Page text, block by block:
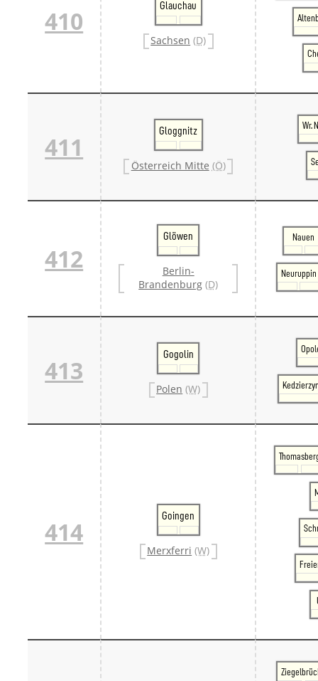
410
Glauchau
Sachsen (D)
411
Gloggnitz
Österreich Mitte (Ö)
Wr.
412
Glöwen
Berlin-
Brandenburg (D)
Nauen
Neuruppin
413
Gogolin
Polen (W)
414
Goingen
Merxferri (W)